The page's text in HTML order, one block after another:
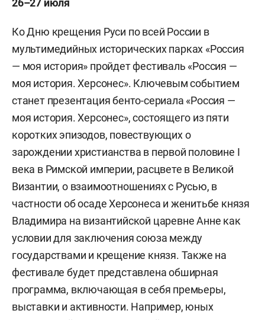
Ко Дню крещения Руси по всей России в
мультимедийных исторических парках «Россия
— моя история» пройдет фестиваль «Россия —
моя история. Херсонес». Ключевым событием
станет презентация бенто-сериала «Россия —
моя история. Херсонес», состоящего из пяти
коротких эпизодов, повествующих о
зарождении христианства в первой половине I
века в Римской империи, расцвете в Великой
Византии, о взаимоотношениях с Русью, в
частности об осаде Херсонеса и женитьбе князя
Владимира на византийской царевне Анне как
условии для заключения союза между
государствами и крещение князя. Также на
фестивале будет представлена обширная
программа, включающая в себя премьеры,
выставки и активности. Например, юных